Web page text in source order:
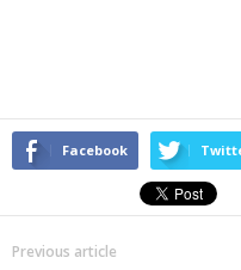
Facebook
Previous article